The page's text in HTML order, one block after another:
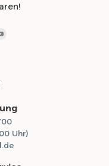
Uhr)